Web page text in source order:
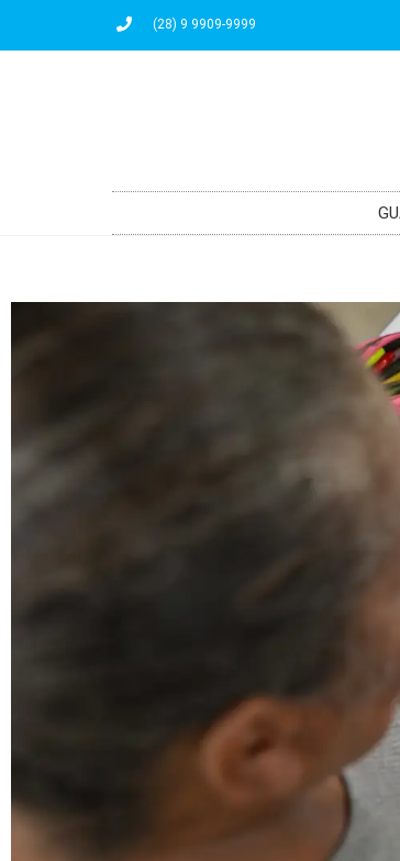
(28) 9 9909-9999